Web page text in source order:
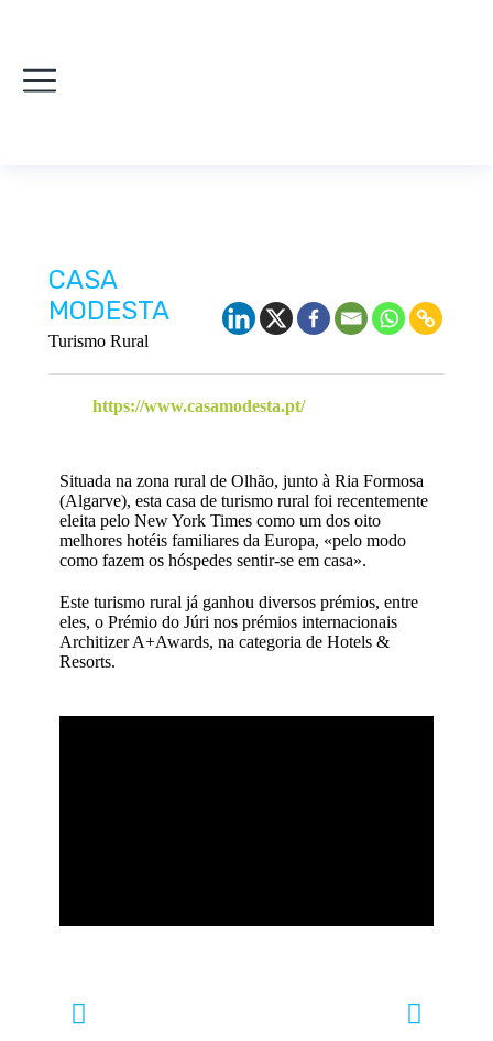
CASA
MODESTA
Turismo Rural
https://www.casamodesta.pt/
Situada na zona rural de Olhão, junto à Ria Formosa
(Algarve), esta casa de turismo rural foi recentemente
eleita pelo New York Times como um dos oito
melhores hotéis familiares da Europa, «pelo modo
como fazem os hóspedes sentir-se em casa».
Este turismo rural já ganhou diversos prémios, entre
eles, o Prémio do Júri nos prémios internacionais
Architizer A+Awards, na categoria de Hotels &
Resorts.